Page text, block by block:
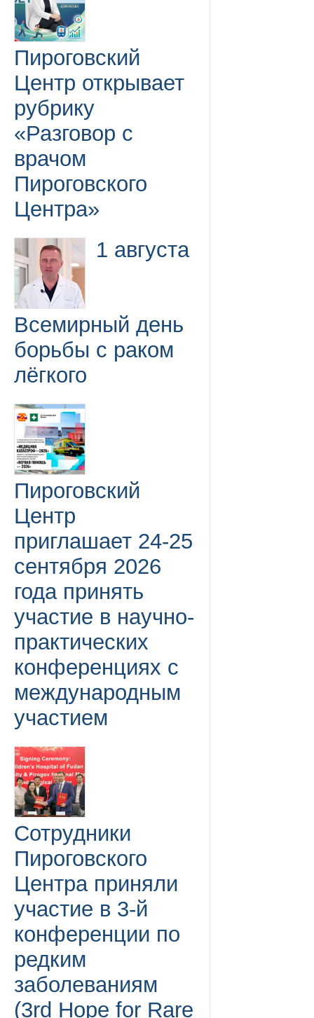
Пироговский
Центр открывает
рубрику
«Разговор с
врачом
Пироговского
Центра»
1 августа
Всемирный день
борьбы с раком
лёгкого
Пироговский
Центр
приглашает 24-25
сентября 2026
года принять
участие в научно-
практических
конференциях с
международным
участием
Сотрудники
Пироговского
Центра приняли
участие в 3-й
конференции по
редким
заболеваниям
(3rd Hope for Rare